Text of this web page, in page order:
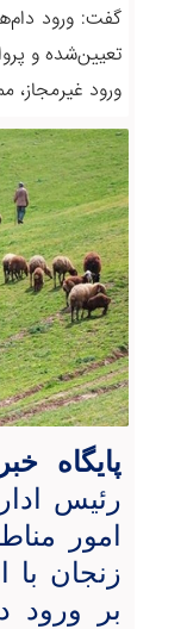
گفت: ورود
تعیین‌شده و
ورود غیرمجاز،
پایگاه
رئیس
امور
زنجان
بر ورود